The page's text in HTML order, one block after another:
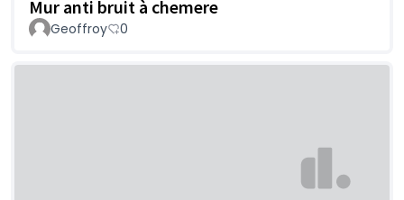
Mur anti bruit à chemere
Geoffroy 0